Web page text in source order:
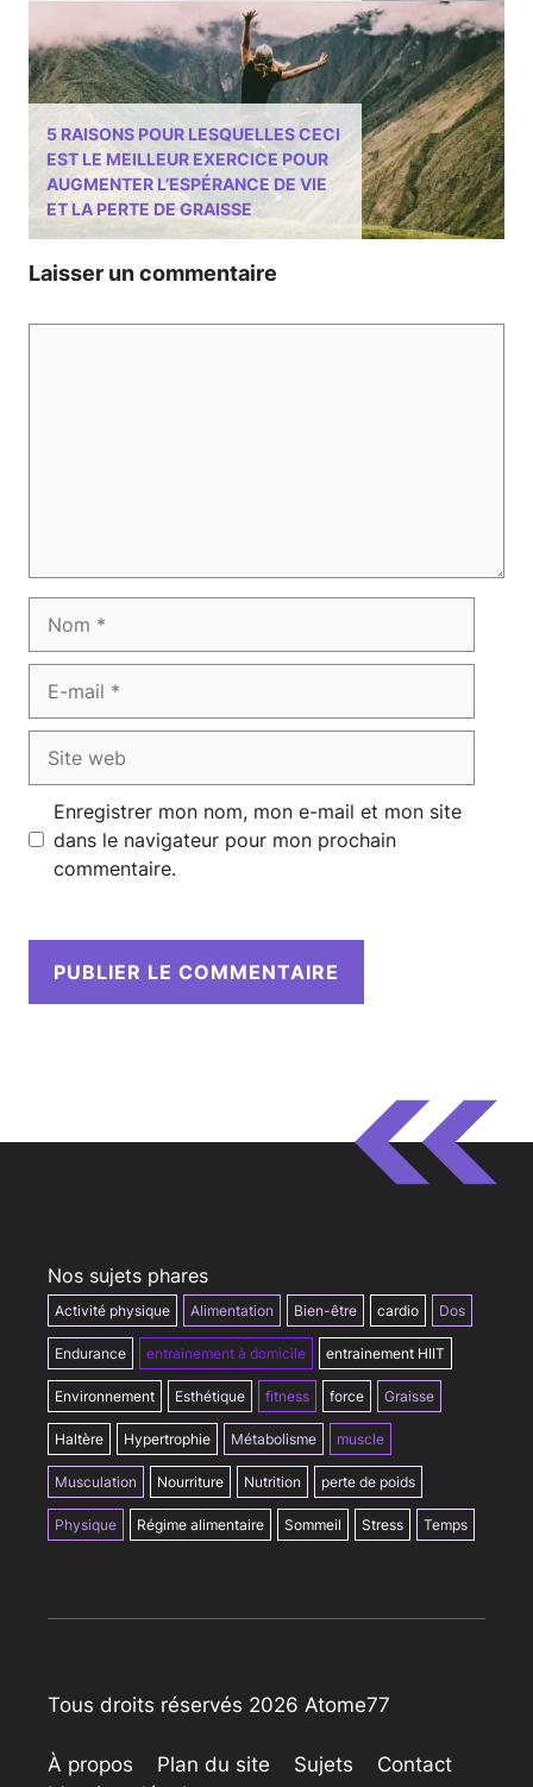
5 RAISONS POUR LESQUELLES CECI
EST LE MEILLEUR EXERCICE POUR
AUGMENTER L’ESPÉRANCE DE VIE
ET LA PERTE DE GRAISSE
Laisser un commentaire
mail
web
Enregistrer mon nom, mon e-mail et mon site
dans le navigateur pour mon prochain
commentaire.
Nos sujets phares
Activité physique Alimentation Bien-être cardio Dos
Endurance entrainement à domicile entrainement HIIT
Environnement Esthétique fitness force Graisse
Haltère Hypertrophie Métabolisme muscle
Musculation Nourriture Nutrition perte de poids
Physique Régime alimentaire Sommeil Stress Temps
Tous droits réservés 2026 Atome77
À propos Plan du site Sujets
Contact